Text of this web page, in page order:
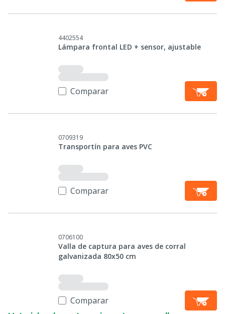
4402554
Lámpara frontal LED + sensor, ajustable
Comparar
0709319
Transportín para aves PVC
Comparar
0706100
Valla de captura para aves de corral
galvanizada 80x50 cm
Comparar